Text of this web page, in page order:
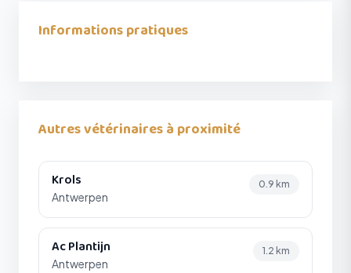
Informations pratiques
Autres vétérinaires à proximité
Krols
Antwerpen
0.9 km
Ac Plantijn
Antwerpen
1.2 km